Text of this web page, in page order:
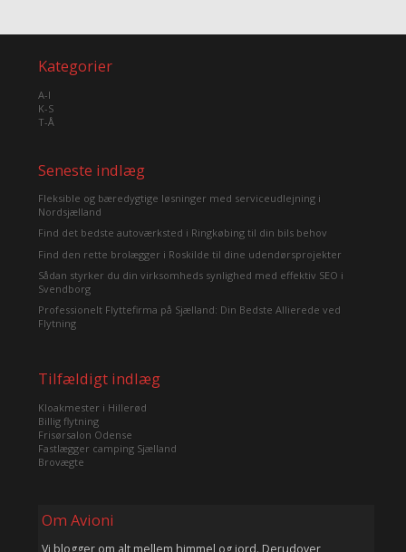
Kategorier
A-I
K-S
T-Å
Seneste indlæg
Fleksible og bæredygtige løsninger med serviceudlejning i
Nordsjælland
Find det bedste autoværksted i Ringkøbing til din bils behov
Find den rette brolægger i Roskilde til dine udendørsprojekter
Sådan styrker du din virksomheds synlighed med effektiv SEO i
Svendborg
Professionelt Flyttefirma på Sjælland: Din Bedste Allierede ved
Flytning
Tilfældigt indlæg
Kloakmester i Hillerød
Billig flytning
Frisørsalon Odense
Fastlægger camping Sjælland
Brovægte
Om Avioni